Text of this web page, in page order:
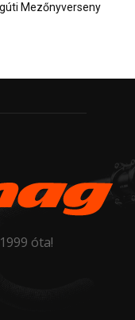
Mezőnyverseny
óta!